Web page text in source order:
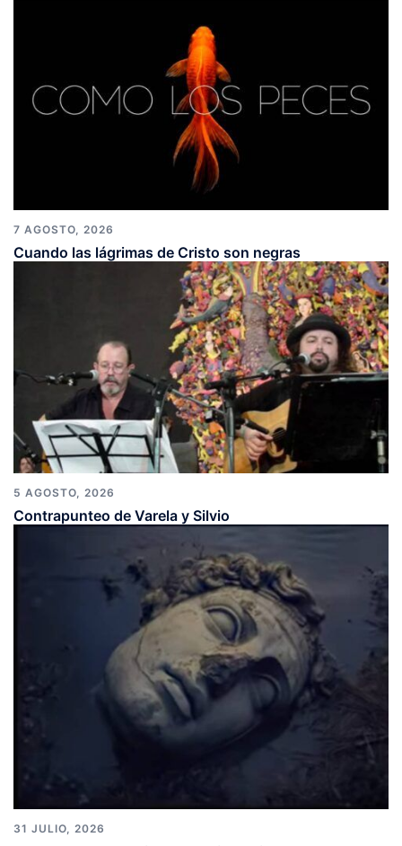
7 AGOSTO, 2026
Cuando las lágrimas de Cristo son negras
5 AGOSTO, 2026
Contrapunteo de Varela y Silvio
31 JULIO, 2026